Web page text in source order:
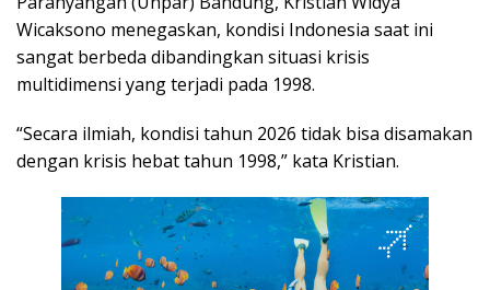
Wicaksono menegaskan, kondisi Indonesia saat ini
sangat berbeda dibandingkan situasi krisis
multidimensi yang terjadi pada 1998.
“Secara ilmiah, kondisi tahun 2026 tidak bisa disamakan
dengan krisis hebat tahun 1998,” kata Kristian.